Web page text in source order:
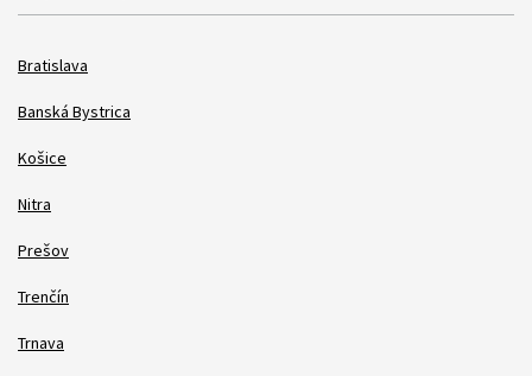
Bratislava
Banská Bystrica
Košice
Nitra
Prešov
Trenčín
Trnava